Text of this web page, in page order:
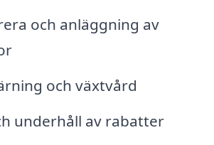
och anläggning av
och växtvård
underhåll av rabatter